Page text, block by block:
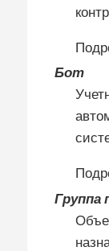
Бот
Группа